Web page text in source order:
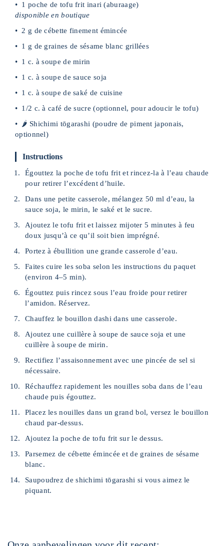
1 poche de tofu frit inari (aburaage)
disponible en boutique
2 g de cébette finement émincée
1 g de graines de sésame blanc grillées
1 c. à soupe de mirin
1 c. à soupe de sauce soja
1 c. à soupe de saké de cuisine
1/2 c. à café de sucre (optionnel, pour adoucir le tofu)
🌶 Shichimi tōgarashi (poudre de piment japonais,
optionnel)
Instructions
Égouttez la poche de tofu frit et rincez-la à l’eau chaude
pour retirer l’excédent d’huile.
Dans une petite casserole, mélangez 50 ml d’eau, la
sauce soja, le mirin, le saké et le sucre.
Ajoutez le tofu frit et laissez mijoter 5 minutes à feu
doux jusqu’à ce qu’il soit bien imprégné.
Portez à ébullition une grande casserole d’eau.
Faites cuire les soba selon les instructions du paquet
(environ 4–5 min).
Égouttez puis rincez sous l’eau froide pour retirer
l’amidon. Réservez.
Chauffez le bouillon dashi dans une casserole.
Ajoutez une cuillère à soupe de sauce soja et une
cuillère à soupe de mirin.
Rectifiez l’assaisonnement avec une pincée de sel si
nécessaire.
Réchauffez rapidement les nouilles soba dans de l’eau
chaude puis égouttez.
Placez les nouilles dans un grand bol, versez le bouillon
chaud par-dessus.
Ajoutez la poche de tofu frit sur le dessus.
Parsemez de cébette émincée et de graines de sésame
blanc.
Saupoudrez de shichimi tōgarashi si vous aimez le
piquant.